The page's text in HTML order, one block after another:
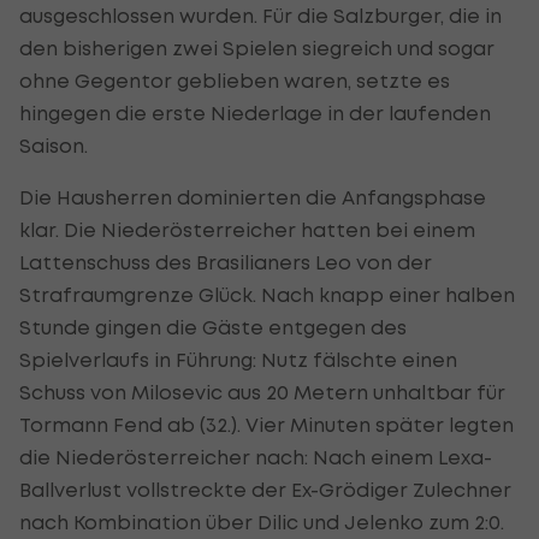
ausgeschlossen wurden. Für die Salzburger, die in
den bisherigen zwei Spielen siegreich und sogar
ohne Gegentor geblieben waren, setzte es
hingegen die erste Niederlage in der laufenden
Saison.
Die Hausherren dominierten die Anfangsphase
klar. Die Niederösterreicher hatten bei einem
Lattenschuss des Brasilianers Leo von der
Strafraumgrenze Glück. Nach knapp einer halben
Stunde gingen die Gäste entgegen des
Spielverlaufs in Führung: Nutz fälschte einen
Schuss von Milosevic aus 20 Metern unhaltbar für
Tormann Fend ab (32.). Vier Minuten später legten
die Niederösterreicher nach: Nach einem Lexa-
Ballverlust vollstreckte der Ex-Grödiger Zulechner
nach Kombination über Dilic und Jelenko zum 2:0.